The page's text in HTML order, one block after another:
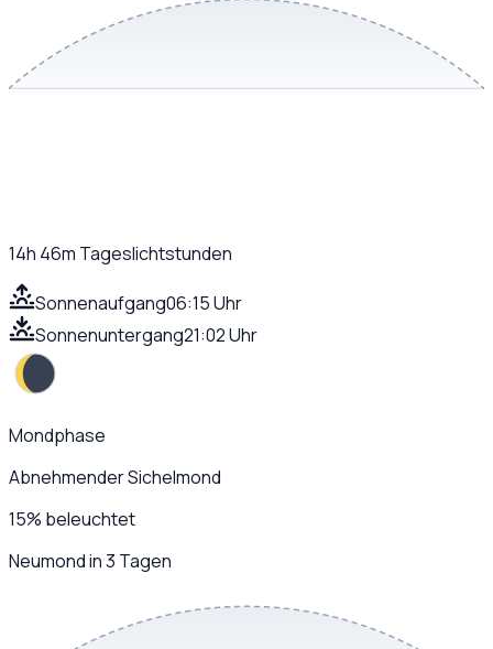
14h 46m Tageslichtstunden
Sonnenaufgang06:15 Uhr
Sonnenuntergang21:02 Uhr
Mondphase
Abnehmender Sichelmond
15% beleuchtet
Neumond in 3 Tagen